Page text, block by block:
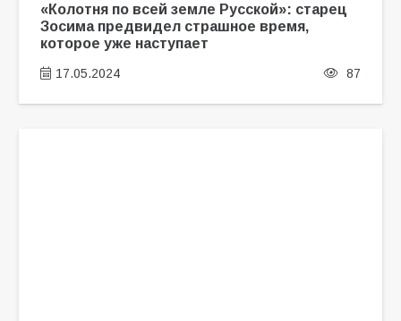
«Колотня по всей земле Русской»: старец
Зосима предвидел страшное время,
которое уже наступает
17.05.2024 87